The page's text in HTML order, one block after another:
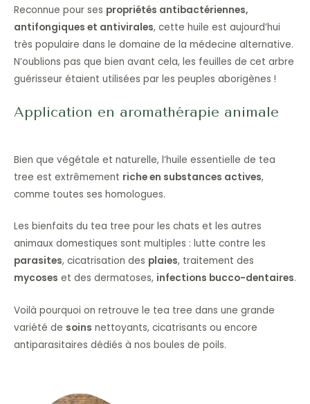
Reconnue pour ses propriétés antibactériennes,
antifongiques et antivirales, cette huile est aujourd’hui
très populaire dans le domaine de la médecine alternative.
N’oublions pas que bien avant cela, les feuilles de cet arbre
guérisseur étaient utilisées par les peuples aborigènes !
Application en aromathérapie animale
Bien que végétale et naturelle, l’huile essentielle de tea
tree est extrêmement riche en substances actives,
comme toutes ses homologues.
Les bienfaits du tea tree pour les chats et les autres
animaux domestiques sont multiples : lutte contre les
parasites, cicatrisation des plaies, traitement des
mycoses et des dermatoses, infections bucco-dentaires.
Voilà pourquoi on retrouve le tea tree dans une grande
variété de soins nettoyants, cicatrisants ou encore
antiparasitaires dédiés à nos boules de poils.